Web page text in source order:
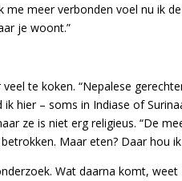
me meer verbonden voel nu ik
je woont.”
te koken. “Nepalese
hier – soms in Indiase of
ze is niet erg religieus. “De
Maar eten? Daar hou ik
Wat daarna komt, weet